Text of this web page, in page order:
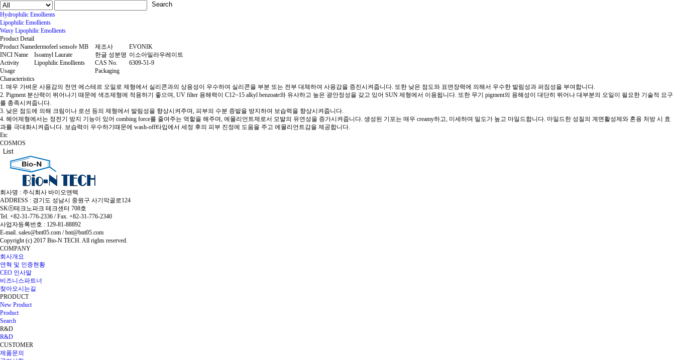
Search
Hydrophilic Emollients
Lipophilic Emollients
Waxy Lipophilic Emollients
Product Detail
Product Namedermofeel sensolv MB 제조사
EVONIK
INCI Name
Isoamyl Laurate 한글 성분명 이소아밀라우레이트
Activity
Lipophilic Emollients CAS No.
6309-51-9
Usage
Packaging
Characteristics
1. 매우 가벼운 사용감의 천연 에스테르 오일로 제형에서 실리콘과의 상용성이 우수하여 실리콘을 부분 또는 전부 대체하여 사용감을 증진시켜줍니다. 또한 낮은 점도와 표면장력에 의해서 우수한 발림성과 퍼짐성을 부여합니다.
2. Pigment 분산력이 뛰어나기 때문에 색조제형에 적용하기 좋으며, UV filter 용해력이 C12~15 alkyl benzoate와 유사하고 높은 광안정성을 갖고 있어 SUN 제형에서 이용됩니다. 또한 무기 pigment의 용해성이 대단히 뛰어나 대부분의 오일이 필요한 기술적 요구
를 충족시켜줍니다.
3. 낮은 점도에 의해 크림이나 로션 등의 제형에서 발림성을 향상시켜주며, 피부의 수분 증발을 방지하여 보습력을 향상시켜줍니다.
4. 헤어제형에서는 정전기 방지 기능이 있어 combing force를 줄여주는 역할을 해주며, 에몰리언트제로서 모발의 유연성을 증가시켜줍니다. 생성된 기포는 매우 creamy하고, 미세하며 밀도가 높고 마일드합니다. 마일드한 성질의 계면활성제와 혼용 처방 시 효
과를 극대화시켜줍니다. 보습력이 우수하기때문에 wash-off타입에서 세정 후의 피부 진정에 도움을 주고 에몰리언트감을 제공합니다.
Etc
COSMOS
List
회사명 : 주식회사 바이오앤텍
ADDRESS : 경기도 성남시 중원구 사기막골로124
SKⓝ테크노파크 테크센터 708호
Tel. +82-31-776-2336 / Fax. +82-31-776-2340
사업자등록번호 : 129-81-88892
E-mail. sales@bnt05.com / bnt@bnt05.com
Copyright (c) 2017 Bio-N TECH. All rights reserved.
COMPANY
회사개요
연혁 및 인증현황
CEO 인사말
비즈니스파트너
찾아오시는길
PRODUCT
New Product
Product
Search
R&D
R&D
CUSTOMER
제품문의